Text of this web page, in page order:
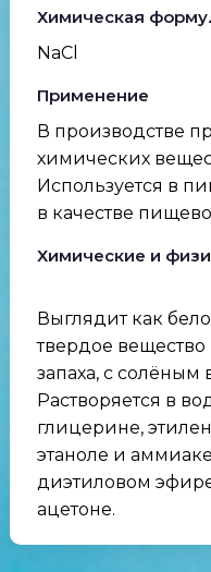
Химическая
NaCl
Применение
В производстве
химических
Используется в
в качестве
Химические и
Выглядит как
твердое
запаха, с солёным
Растворяется в
глицерине,
этаноле и
диэтиловом
ацетоне.